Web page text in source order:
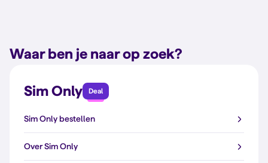
Waar ben je naar op zoek?
Sim Only Deal
Sim Only bestellen
Over Sim Only